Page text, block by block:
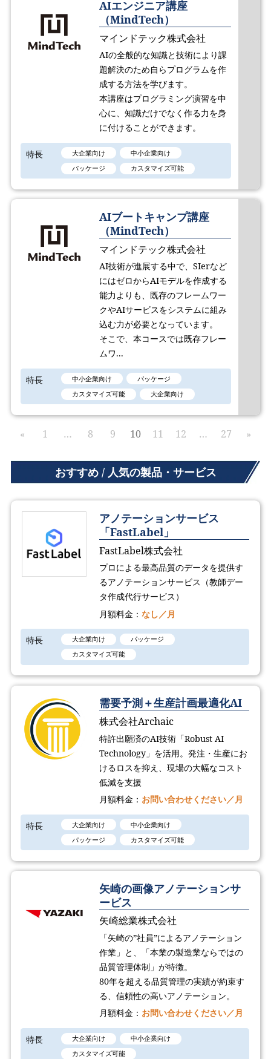
AIエンジニア講座
（MindTech）
マインドテック株式会社
AIの全般的な知識と技術により課
題解決のため自らプログラムを作
成する方法を学びます。
本講座はプログラミング演習を中
心に、知識だけでなく作る力を身
に付けることができます。
特長 大企業向け
中小企業向け
パッケージ
カスタマイズ可能
AIブートキャンプ講座
（MindTech）
マインドテック株式会社
AI技術が進展する中で、SIerなど
にはゼロからAIモデルを作成する
能力よりも、既存のフレームワー
クやAIサービスをシステムに組み
込む力が必要となっています。
そこで、本コースでは既存フレー
ムワ...
特長 中小企業向け
パッケージ
カスタマイズ可能
大企業向け
« 1 … 8 9 10 11 12 … 27 »
おすすめ / 人気の製品・サービス
アノテーションサービス
「FastLabel」
FastLabel株式会社
プロによる最高品質のデータを提供す
るアノテーションサービス（教師デー
タ作成代行サービス）
月額料金： なし／月
特長 大企業向け
パッケージ
カスタマイズ可能
需要予測＋生産計画最適化AI
株式会社Archaic
特許出願済のAI技術「Robust AI
Technology​」を活用。発注・生産にお
けるロスを抑え、現場の大幅なコスト
低減を支援
月額料金： お問い合わせください／月
特長 大企業向け
中小企業向け
パッケージ
カスタマイズ可能
矢崎の画像アノテーションサ
ービス
矢崎総業株式会社
「矢崎の”社員”によるアノテーション
作業」と、「本業の製造業ならではの
品質管理体制」が特徴。
80年を超える品質管理の実績が約束す
る、信頼性の高いアノテーション。
月額料金： お問い合わせください／月
特長 大企業向け
中小企業向け
カスタマイズ可能